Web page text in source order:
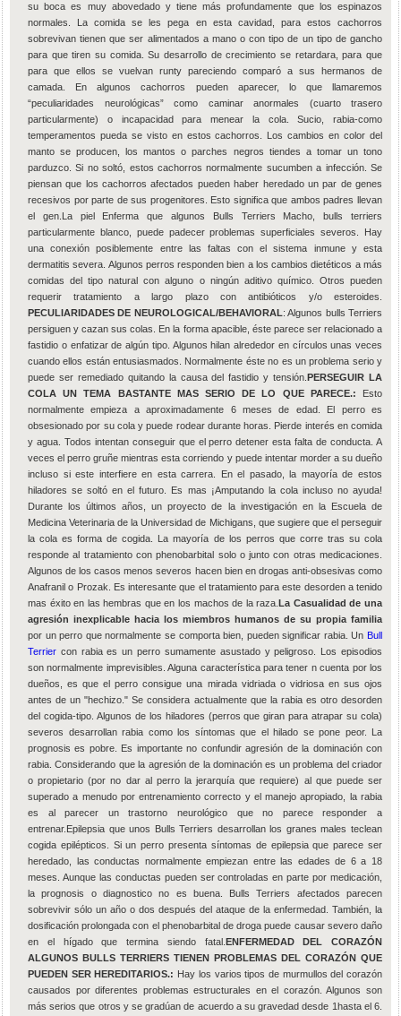
su boca es muy abovedado y tiene más profundamente que los espinazos
normales. La comida se les pega en esta cavidad, para estos cachorros
sobrevivan tienen que ser alimentados a mano o con tipo de un tipo de gancho
para que tiren su comida. Su desarrollo de crecimiento se retardara, para que
para que ellos se vuelvan runty pareciendo comparó a sus hermanos de
camada. En algunos cachorros pueden aparecer, lo que llamaremos
“peculiaridades neurológicas” como caminar anormales (cuarto trasero
particularmente) o incapacidad para menear la cola. Sucio, rabia-como
temperamentos pueda se visto en estos cachorros. Los cambios en color del
manto se producen, los mantos o parches negros tiendes a tomar un tono
parduzco. Si no soltó, estos cachorros normalmente sucumben a infección. Se
piensan que los cachorros afectados pueden haber heredado un par de genes
recesivos por parte de sus progenitores. Esto significa que ambos padres llevan
el gen.La piel Enferma que algunos Bulls Terriers Macho, bulls terriers
particularmente blanco, puede padecer problemas superficiales severos. Hay
una conexión posiblemente entre las faltas con el sistema inmune y esta
dermatitis severa. Algunos perros responden bien a los cambios dietéticos a más
comidas del tipo natural con alguno o ningún aditivo químico. Otros pueden
requerir tratamiento a largo plazo con antibióticos y/o esteroides.
PECULIARIDADES DE NEUROLOGICAL/BEHAVIORAL: Algunos bulls Terriers
persiguen y cazan sus colas. En la forma apacible, éste parece ser relacionado a
fastidio o enfatizar de algún tipo. Algunos hilan alrededor en círculos unas veces
cuando ellos están entusiasmados. Normalmente éste no es un problema serio y
puede ser remediado quitando la causa del fastidio y tensión.PERSEGUIR LA
COLA UN TEMA BASTANTE MAS SERIO DE LO QUE PARECE.: Esto
normalmente empieza a aproximadamente 6 meses de edad. El perro es
obsesionado por su cola y puede rodear durante horas. Pierde interés en comida
y agua. Todos intentan conseguir que el perro detener esta falta de conducta. A
veces el perro gruñe mientras esta corriendo y puede intentar morder a su dueño
incluso si este interfiere en esta carrera. En el pasado, la mayoría de estos
hiladores se soltó en el futuro. Es mas ¡Amputando la cola incluso no ayuda!
Durante los últimos años, un proyecto de la investigación en la Escuela de
Medicina Veterinaria de la Universidad de Michigans, que sugiere que el perseguir
la cola es forma de cogida. La mayoría de los perros que corre tras su cola
responde al tratamiento con phenobarbital solo o junto con otras medicaciones.
Algunos de los casos menos severos hacen bien en drogas anti-obsesivas como
Anafranil o Prozak. Es interesante que el tratamiento para este desorden a tenido
mas éxito en las hembras que en los machos de la raza.La Casualidad de una
agresión inexplicable hacia los miembros humanos de su propia familia
por un perro que normalmente se comporta bien, pueden significar rabia. Un Bull
Terrier con rabia es un perro sumamente asustado y peligroso. Los episodios
son normalmente imprevisibles. Alguna característica para tener n cuenta por los
dueños, es que el perro consigue una mirada vidriada o vidriosa en sus ojos
antes de un "hechizo." Se considera actualmente que la rabia es otro desorden
del cogida-tipo. Algunos de los hiladores (perros que giran para atrapar su cola)
severos desarrollan rabia como los síntomas que el hilado se pone peor. La
prognosis es pobre. Es importante no confundir agresión de la dominación con
rabia. Considerando que la agresión de la dominación es un problema del criador
o propietario (por no dar al perro la jerarquía que requiere) al que puede ser
superado a menudo por entrenamiento correcto y el manejo apropiado, la rabia
es al parecer un trastorno neurológico que no parece responder a
entrenar.Epilepsia que unos Bulls Terriers desarrollan los granes males teclean
cogida epilépticos. Si un perro presenta síntomas de epilepsia que parece ser
heredado, las conductas normalmente empiezan entre las edades de 6 a 18
meses. Aunque las conductas pueden ser controladas en parte por medicación,
la prognosis o diagnostico no es buena. Bulls Terriers afectados parecen
sobrevivir sólo un año o dos después del ataque de la enfermedad. También, la
dosificación prolongada con el phenobarbital de droga puede causar severo daño
en el hígado que termina siendo fatal. ENFERMEDAD DEL CORAZÓN
ALGUNOS BULLS TERRIERS TIENEN PROBLEMAS DEL CORAZÓN QUE
PUEDEN SER HEREDITARIOS.: Hay los varios tipos de murmullos del corazón
causados por diferentes problemas estructurales en el corazón. Algunos son
más serios que otros y se gradúan de acuerdo a su gravedad desde 1hasta el 6.